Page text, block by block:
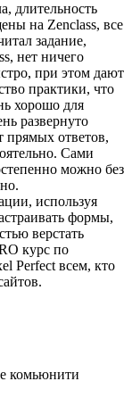
длительность
на Zenclass, все
задание,
нет ничего
при этом дают
практики, что
хорошо для
развернуто
прямых ответов,
Сами
можно без
используя
формы,
верстать
курс по
Perfect всем, кто
комьюнити